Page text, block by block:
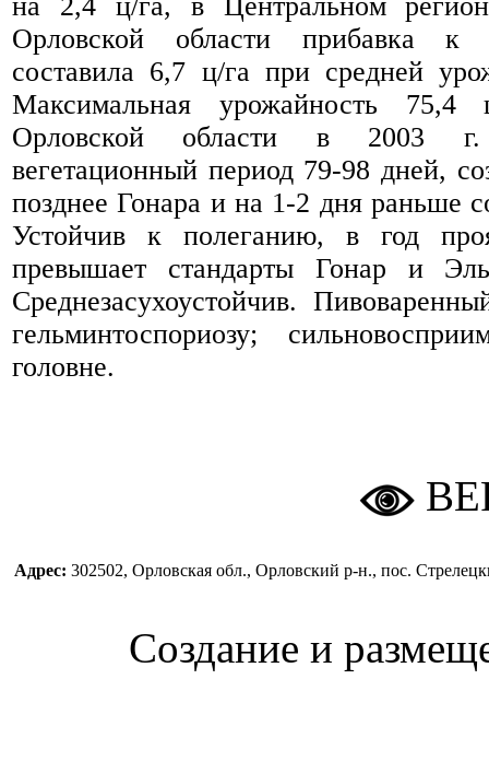
Орловской области прибавка к
составила 6,7 ц/га при средней
Максимальная урожайность 75,4
Орловской области в 2003 г.
вегетационный период 79-98 дней,
позднее Гонара и на 1-2 дня раньше
Устойчив к полеганию, в год
превышает стандарты Гонар и
Среднезасухоустойчив.
гельминтоспориозу;
головне.
Адрес: 302502, Орловская обл., Орловский р-н., пос.
Создание и